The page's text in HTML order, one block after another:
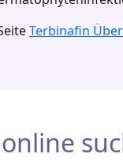
Terbinafin